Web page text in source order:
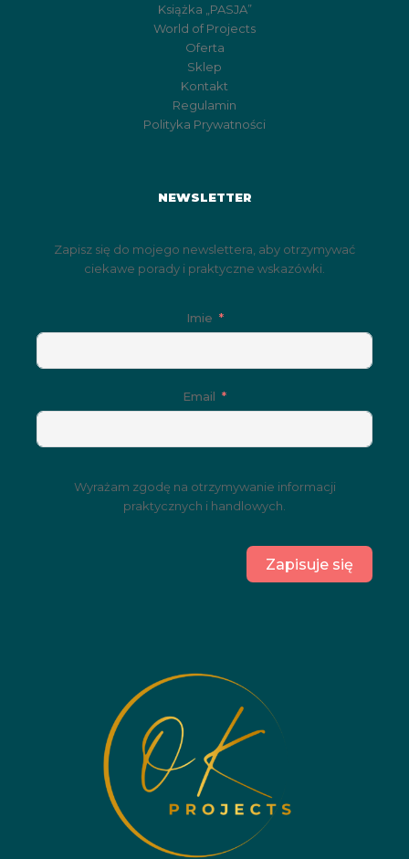
Książka „PASJA”
World of Projects
Oferta
Sklep
Kontakt
Regulamin
Polityka Prywatności
NEWSLETTER
Zapisz się do mojego newslettera, aby otrzymywać
ciekawe porady i praktyczne wskazówki.
Imie
Email
Wyrażam zgodę na otrzymywanie informacji
praktycznych i handlowych.
Zapisuje się